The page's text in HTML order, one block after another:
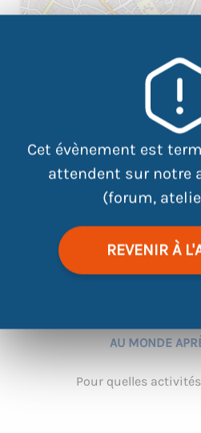
Cet évènement est
attendent sur notre
(forum,
REVENIR À
PLUS DE 8 FRANÇAIS SUR
TÉLÉPHONE ALORS QU’IL
Quelle est l’empreinte
AU MONDE
Pour quelles